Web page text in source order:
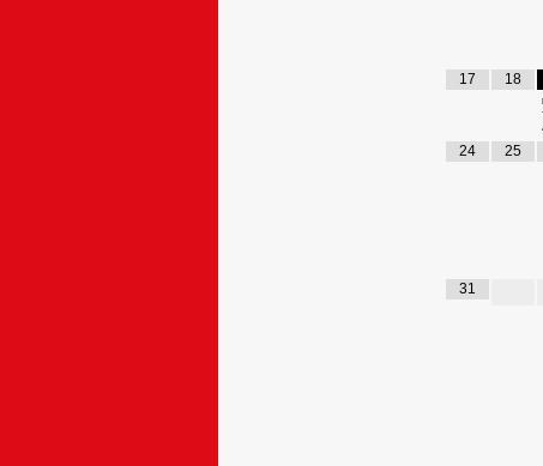
17 18
24 25
31